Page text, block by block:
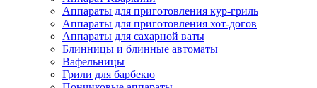
Аппараты для приготовления кур-гриль
Аппараты для приготовления хот-догов
Аппараты для сахарной ваты
Блинницы и блинные автоматы
Вафельницы
Грили для барбекю